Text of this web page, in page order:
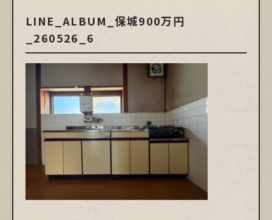
LINE_ALBUM_保城900万円
_260526_6